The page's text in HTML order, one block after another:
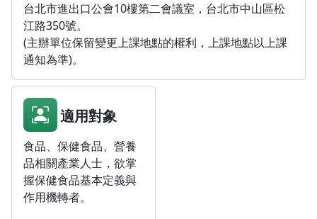
台北市進出口公會10樓第二會議室，台北市中山區松
江路350號。
(主辦單位保留變更上課地點的權利，上課地點以上課
通知為準)。
適用對象
食品、保健食品、營養
品相關產業人士，欲掌
握保健食品基本定義與
作用機轉者。